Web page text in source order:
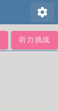
settings
听力挑战